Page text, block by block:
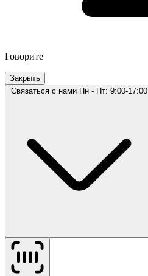
Говорите
Закрыть
Связаться с нами Пн - Пт: 9:00-17:00